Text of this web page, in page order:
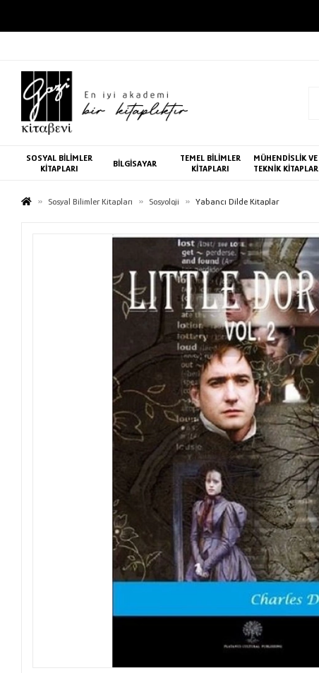
SOSYAL BİLİMLER
KİTAPLARI
BİLGİSAYAR
TEMEL BİLİMLER
KİTAPLARI
MÜHENDİSLİK VE
TEKNİK KİTAPLAR
Sosyal Bilimler Kitapları Sosyoloji Yabancı Dilde Kitaplar